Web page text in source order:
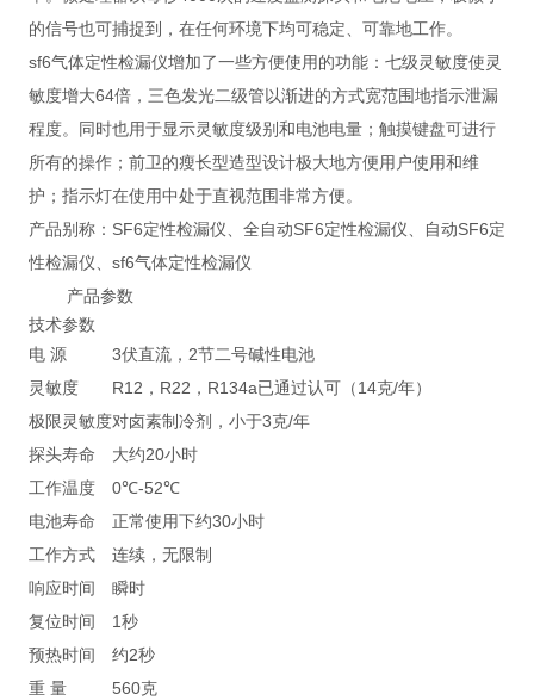
的信号也可捕捉到，在任何环境下均可稳定、可靠地工作。
sf6气体定性检漏仪增加了一些方便使用的功能：七级灵敏度使灵
敏度增大64倍，三色发光二级管以渐进的方式宽范围地指示泄漏
程度。同时也用于显示灵敏度级别和电池电量；触摸键盘可进行
所有的操作；前卫的瘦长型造型设计极大地方便用户使用和维
护；指示灯在使用中处于直视范围非常方便。
产品别称：SF6定性检漏仪、全自动SF6定性检漏仪、自动SF6定
性检漏仪、sf6气体定性检漏仪
产品参数
技术参数
电 源
3伏直流，2节二号碱性电池
灵敏度
R12，R22，R134a已通过认可（14克/年）
极限灵敏度对卤素制冷剂，小于3克/年
探头寿命
大约20小时
工作温度
0℃-52℃
电池寿命
正常使用下约30小时
工作方式
连续，无限制
响应时间
瞬时
复位时间
1秒
预热时间
约2秒
重 量
560克